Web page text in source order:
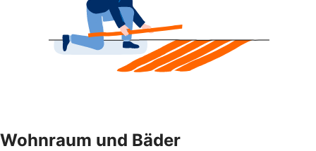
Wohnraum und Bäder